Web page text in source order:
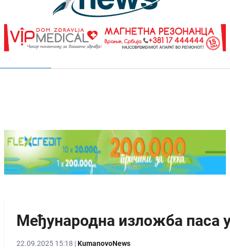
Међународна изложба паса
22.09.2025 15:18 |KumanovoNews